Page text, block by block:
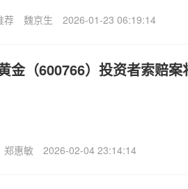
荐 魏京生 2026-01-23 06:19:14
金（600766）投资者索赔
郑惠敏 2026-02-04 23:14:14